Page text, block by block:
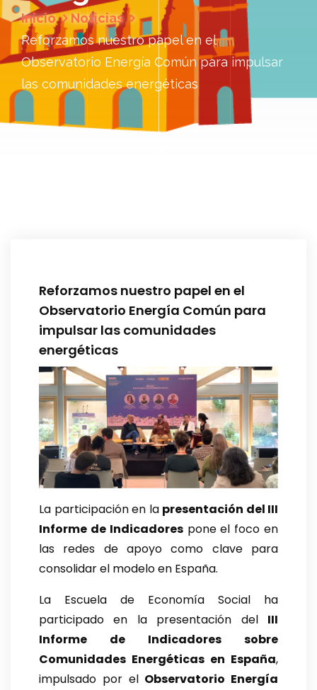
Inicio
Noticias
Reforzamos nuestro papel en el
Observatorio Energía Común para impulsar
las comunidades energéticas
Reforzamos nuestro papel en el
Observatorio Energía Común para
impulsar las comunidades
energéticas
La participación en la presentación del III
Informe de Indicadorespone el foco en
las redes de apoyo como clave para
consolidar el modelo en España.
La Escuela de Economía Social ha
participado en la presentación del III
Informe de Indicadores sobre
Comunidades Energéticas en España,
impulsado por el Observatorio Energía